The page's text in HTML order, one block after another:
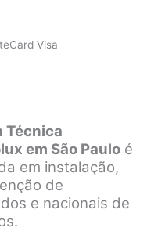
Visa
Técnica
em São Paulo é
em instalação,
de
e nacionais de